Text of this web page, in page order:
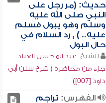
حديث: (مر رجل على
النبي صلى الله عليه
وسلم وهو يبول فسلم
عليه.. ) , رد السلام في
حال البول
للشيخ: عبد المحسن العباد
جزء من محاضرة ( شرح سنن أبي
داود [007])
الفهرس: تراجم